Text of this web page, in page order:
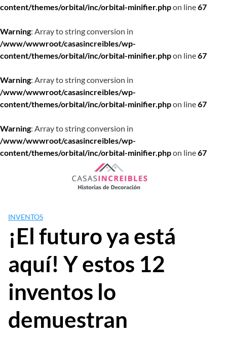
content/themes/orbital/inc/orbital-minifier.phpon line67
Warning: Array to string conversion in
/www/wwwroot/casasincreibles/wp-
content/themes/orbital/inc/orbital-minifier.phpon line67
Warning: Array to string conversion in
/www/wwwroot/casasincreibles/wp-
content/themes/orbital/inc/orbital-minifier.phpon line67
Warning: Array to string conversion in
/www/wwwroot/casasincreibles/wp-
content/themes/orbital/inc/orbital-minifier.phpon line67
INVENTOS
¡El futuro ya está
aquí! Y estos 12
inventos lo
demuestran